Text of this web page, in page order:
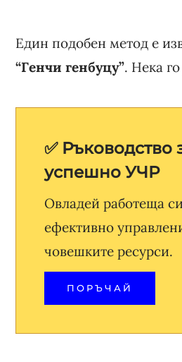
Един подобен метод е
“Генчи генбуцу”. Нека
✅ Ръководство
успешно УЧР
Овладей работеща
ефективно
човешките ресурси.
ПОРЪЧАЙ